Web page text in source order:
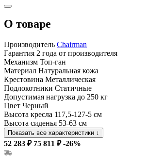
О товаре
Производитель Chairman
Гарантия 2 года от производителя
Механизм Топ-ган
Материал Натуральная кожа
Крестовина Металлическая
Подлокотники Статичные
Допустимая нагрузка до 250 кг
Цвет Черный
Высота кресла 117,5-127-5 см
Высота сиденья 53-63 см
Показать все характеристики ↓
52 283 ₽ 75 811 ₽ -26%